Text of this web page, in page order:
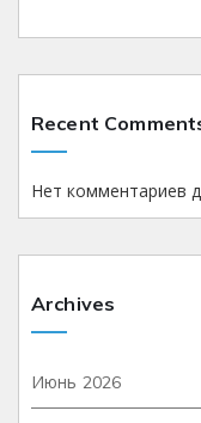
Recent
Нет комментариев
Archives
Июнь 2026